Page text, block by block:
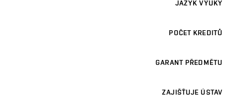
JAZYK VÝUKY
POČET KREDITŮ
GARANT PŘEDMĚTU
ZAJIŠŤUJE ÚSTAV